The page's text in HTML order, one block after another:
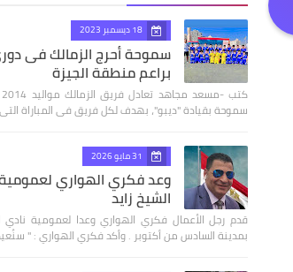
18 ديسمبر 2023
سموحة أحرج الزمالك فى
براعم منطقة الجيزة
سموحة بقيادة "ديبو"، بهدف لكل فريق فى المباراة
31 مايو 2026
وعد فكري الهواري
الشيخ زايد
قدم رجل الأعمال فكري الهواري وعدا لعمومية نادي
بمدينة السادس من أكتوبر . وأكد فكري الهواري : "